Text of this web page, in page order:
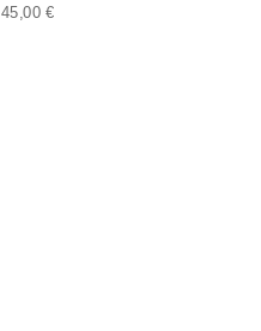
45,00 €